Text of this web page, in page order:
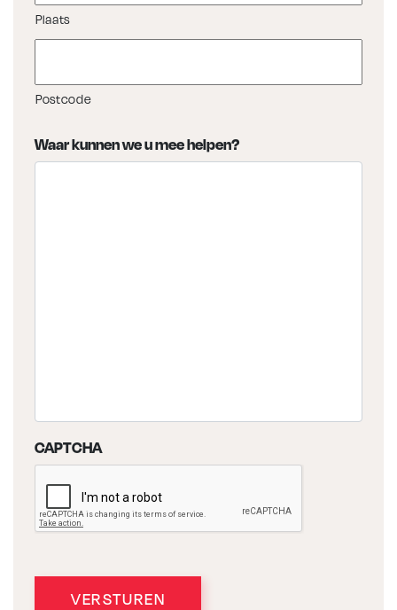
Plaats
Postcode
Waar kunnen we u mee helpen?
CAPTCHA
VERSTUREN